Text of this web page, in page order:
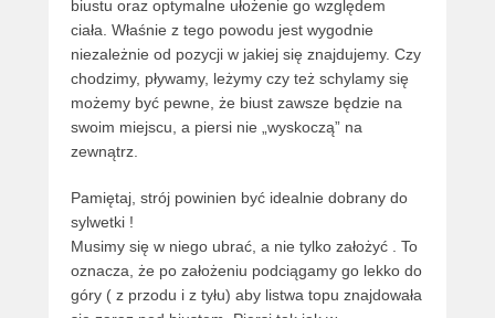
biustu oraz optymalne ułożenie go względem
ciała. Właśnie z tego powodu jest wygodnie
niezależnie od pozycji w jakiej się znajdujemy. Czy
chodzimy, pływamy, leżymy czy też schylamy się
możemy być pewne, że biust zawsze będzie na
swoim miejscu, a piersi nie „wyskoczą” na
zewnątrz.
Pamiętaj, strój powinien być idealnie dobrany do
sylwetki !
Musimy się w niego ubrać, a nie tylko założyć . To
oznacza, że po założeniu podciągamy go lekko do
góry ( z przodu i z tyłu) aby listwa topu znajdowała